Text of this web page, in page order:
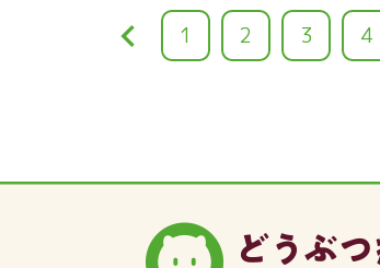
keyboard_arrow_left
ペ
1
ペ
2
ペ
3
ペ
4